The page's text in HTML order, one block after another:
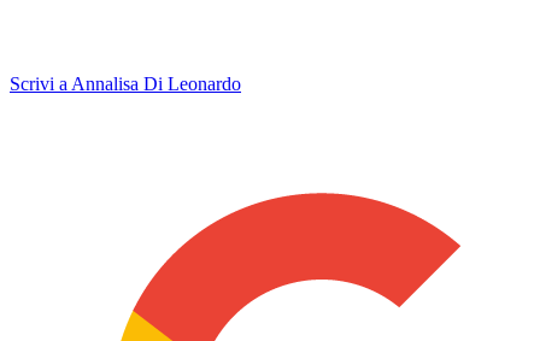
Scrivi a Annalisa Di Leonardo